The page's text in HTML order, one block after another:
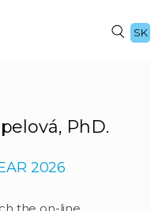
SK
PhD.
2026
the on-line